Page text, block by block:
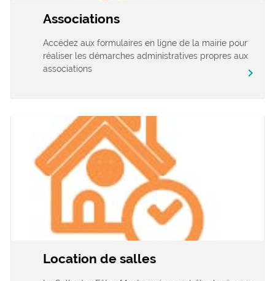
Associations
Accédez aux formulaires en ligne de la mairie pour
réaliser les démarches administratives propres aux
associations
chevron_right
Location de salles